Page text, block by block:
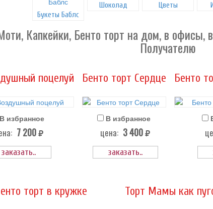
Букеты Баблс
Шоколад Цветы
Капкейки, Бенто торт на дом, в офисы,
Получателю
поцелуй
избранное
7 200 руб.
заказать..
Бенто торт Сердце
В избранное
цена: 3 400 руб.
заказать..
Бенто
торт в кружке Торт Мамы как